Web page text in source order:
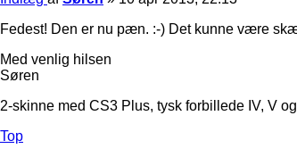
Fedest! Den er nu pæn. :-) Det kunne være
Med venlig hilsen
Søren
2-skinne med CS3 Plus, tysk forbillede IV, V og
Top